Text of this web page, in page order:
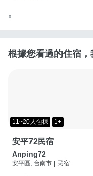
x
根據您看過的住宿
11~20人包棟 1+
安平72民宿
Anping72
安平區, 台南市 民宿